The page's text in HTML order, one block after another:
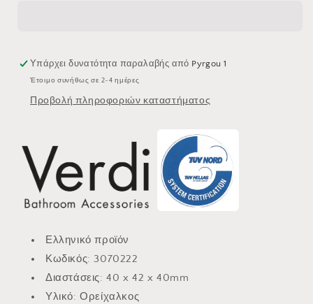
Υπάρχει δυνατότητα παραλαβής από Pyrgou 1
Έτοιμο συνήθως σε 2-4 ημέρες
Προβολή πληροφοριών καταστήματος
Ελληνικό προϊόν
Κωδικός: 3070222
Διαστάσεις: 40 x 42 x 40mm
Υλικό: Ορείχαλκος